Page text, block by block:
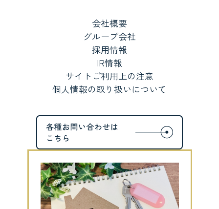
会社概要
グループ会社
採用情報
IR情報
サイトご利用上の注意
個人情報の取り扱いについて